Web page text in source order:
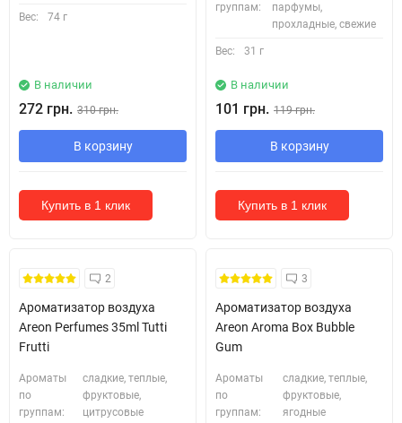
Вес: 74 г
В наличии
272 грн. 310 грн.
В корзину
Купить в 1 клик
группам:
парфумы,
прохладные, свежие
Вес: 31 г
В наличии
101 грн. 119 грн.
В корзину
Купить в 1 клик
2
Ароматизатор воздуха
Areon Perfumes 35ml Tutti
Frutti
Ароматы
по
группам:
сладкие, теплые,
фруктовые,
цитрусовые
3
Ароматизатор воздуха
Areon Aroma Box Bubble
Gum
Ароматы
по
группам:
сладкие, теплые,
фруктовые,
ягодные